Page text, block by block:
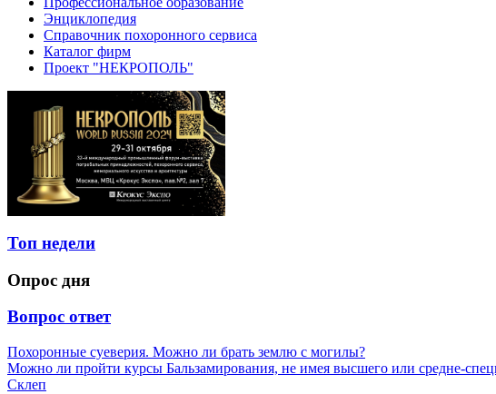
Энциклопедия
Справочник похоронного сервиса
Каталог фирм
Проект "НЕКРОПОЛЬ"
Топ недели
Опрос дня
Вопрос ответ
Похоронные суеверия. Можно ли брать землю с могилы?
Можно ли пройти курсы Бальзамирования, не имея высшего или средне-
Склеп